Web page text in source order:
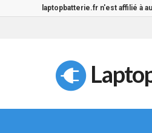
laptopbatterie.fr n'est affilié à